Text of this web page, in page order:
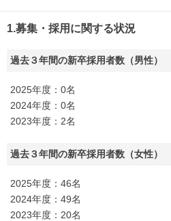
1.募集・採用に関する状況
過去３年間の新卒採用者数（男性）
2025年度：0名
2024年度：0名
2023年度：2名
過去３年間の新卒採用者数（女性）
2025年度：46名
2024年度：49名
2023年度：20名